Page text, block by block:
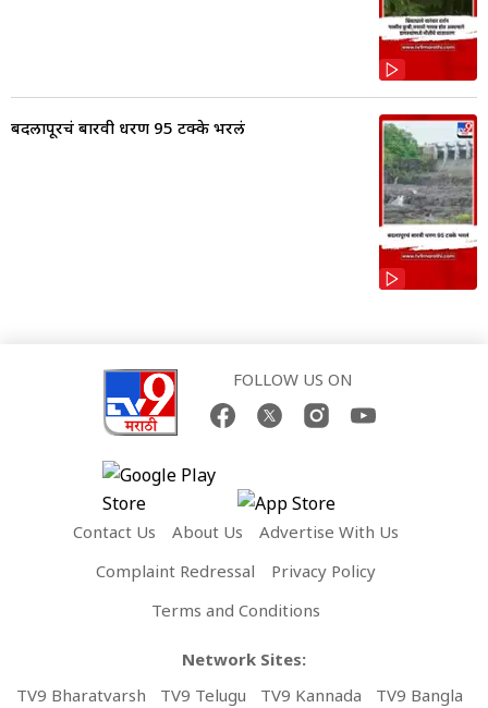
बदलापूरचं बारवी धरण 95 टक्के भरलं
FOLLOW US ON
Contact Us About Us
Advertise With Us
Complaint Redressal
Privacy Policy
Terms and Conditions
Network Sites:
TV9 Bharatvarsh
TV9 Telugu TV9 Kannada TV9 Bangla